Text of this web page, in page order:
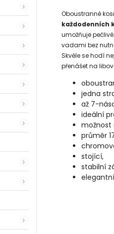
Oboustranné
každodenních
umožňuje
vadami bez
Skvěle se hodí
přenášet na
jedna
až 7-
ideální
možnost
průměr
stojící,
stabilní